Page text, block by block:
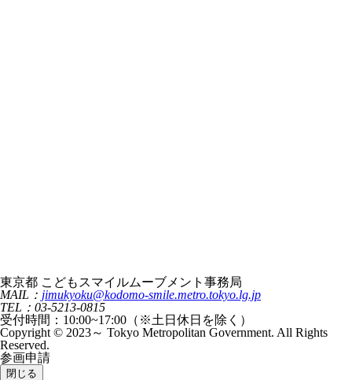
東京都 こどもスマイルムーブメント事務局
MAIL： jimukyoku@kodomo-smile.metro.tokyo.lg.jp
TEL：03-5213-0815
受付時間：10:00~17:00（※土日休日を除く）
Copyright © 2023～ Tokyo Metropolitan Government. All Rights
Reserved.
参画申請
閉じる